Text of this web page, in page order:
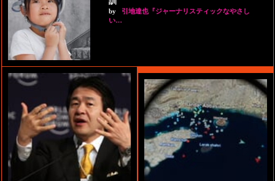
by
引地達也『ジャーナリスティックなやさし
い…